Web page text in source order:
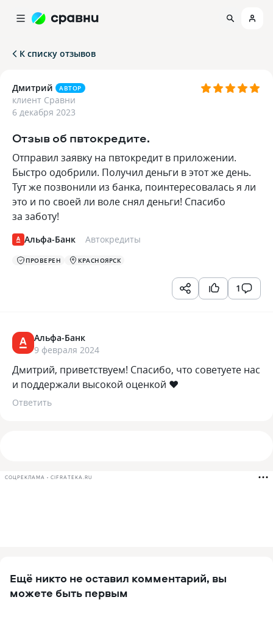
К списку отзывов
Дмитрий АВТОР
клиент Сравни
6 декабря 2023
Отзыв об пвтокредите.
Отправил заявку на пвтокредит в приложении.
Быстро одобрили. Получил деньги в этот же день.
Тут же позвонили из банка, поинтересовалась я ли
это и по своей ли воле снял деньги! Спасибо
за заботу!
Альфа-Банк Автокредиты
ПРОВЕРЕН КРАСНОЯРСК
1
Альфа-Банк
9 февраля 2024
Дмитрий, приветствуем! Спасибо, что советуете нас
и поддержали высокой оценкой ❤️
Ответить
СОЦРЕКЛАМА • CIFRATEKA.RU
Ещё никто не оставил комментарий, вы
можете быть первым